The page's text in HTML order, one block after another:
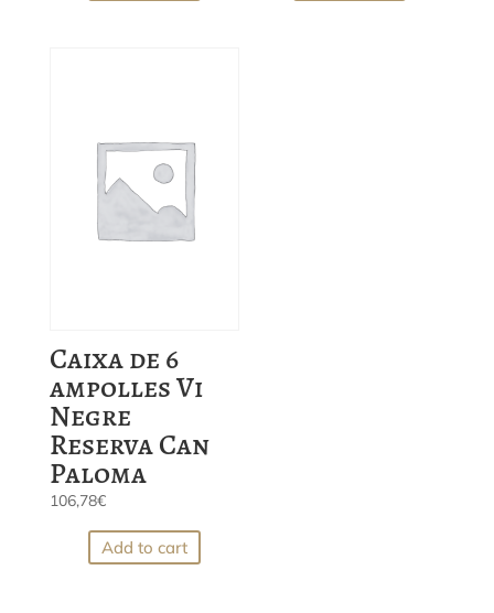
Caixa de 6
ampolles Vi
Negre
Reserva Can
Paloma
106,78€
Add to cart